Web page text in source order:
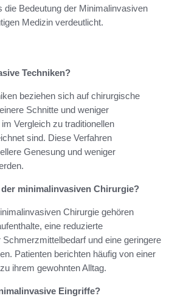
die Bedeutung der Minimalinvasiven
Medizin verdeutlicht.
Techniken?
beziehen sich auf chirurgische
Schnitte und weniger
Vergleich zu traditionellen
sind. Diese Verfahren
Genesung und weniger
minimalinvasiven Chirurgie?
Chirurgie gehören
eine reduzierte
und eine geringere
Patienten berichten häufig von einer
ihrem gewohnten Alltag.
Eingriffe?